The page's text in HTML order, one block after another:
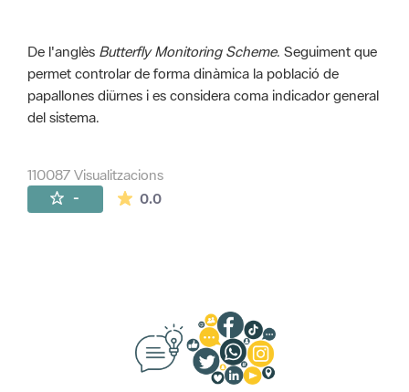
De l'anglès Butterfly Monitoring Scheme. Seguiment que
permet controlar de forma dinàmica la població de
papallones diürnes i es considera coma indicador general
del sistema.
110087 Visualitzacions
- 0.0La mitjana de les valoracions és de 0